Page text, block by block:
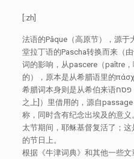
[:zh]
法语的Pâque（高原节），源
堂拉丁语的Pascha转换而来（
词的影响，从pascere（paître
的），原本是从希腊语里的
希腊词本身则是从希伯来语פסח（Pessa'h，超越[par-dessus由…
之上]）里借用的，源自
称，同时含有纪念出埃及的意
太节期间，耶稣基督复活了；
的节日上。
根据《牛津词典》和其他一些